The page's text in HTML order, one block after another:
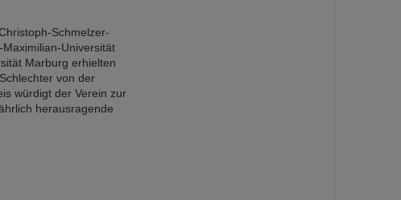
Schmelzer-
Universität
Marburg erhielten
von der
würdigt der Verein zur
herausragende